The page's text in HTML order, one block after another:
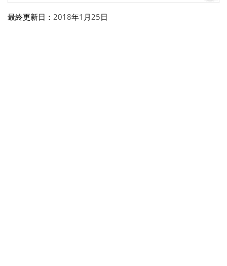
最終更新日：2018年1月25日